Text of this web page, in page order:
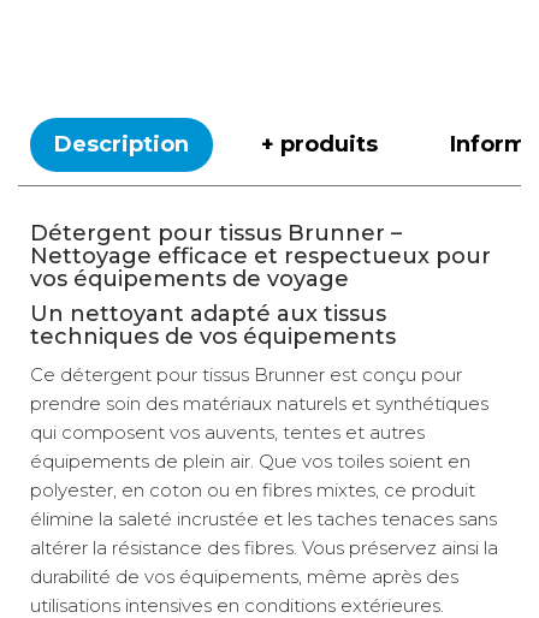
Description + produits
Détergent pour tissus Brunner –
Nettoyage efficace et respectueux pour
vos équipements de voyage
Un nettoyant adapté aux tissus
techniques de vos équipements
Ce détergent pour tissus Brunner est conçu pour
prendre soin des matériaux naturels et synthétiques
qui composent vos auvents, tentes et autres
équipements de plein air. Que vos toiles soient en
polyester, en coton ou en fibres mixtes, ce produit
élimine la saleté incrustée et les taches tenaces sans
altérer la résistance des fibres. Vous préservez ainsi la
durabilité de vos équipements, même après des
utilisations intensives en conditions extérieures.